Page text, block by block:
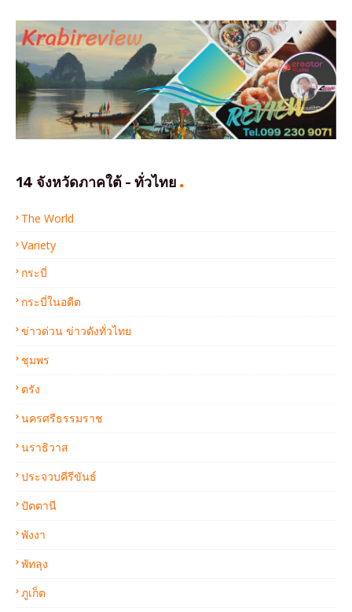
14 จังหวัดภาคใต้ - ทั่วไทย
The World
Variety
กระบี่
กระบี่ในอดีต
ข่าวด่วน ข่าวดังทั่วไทย
ชุมพร
ตรัง
นครศรีธรรมราช
นราธิวาส
ประจวบคีรีขันธ์
ปัตตานี
พังงา
พัทลุง
ภูเก็ต